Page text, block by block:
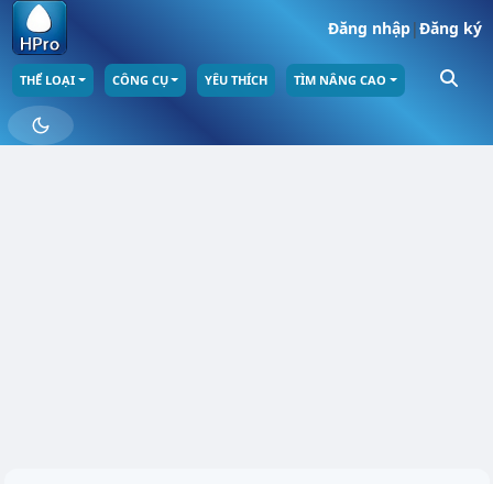
Đăng nhập|Đăng ký
THỂ LOẠI CÔNG CỤ YÊU THÍCH TÌM NÂNG CAO